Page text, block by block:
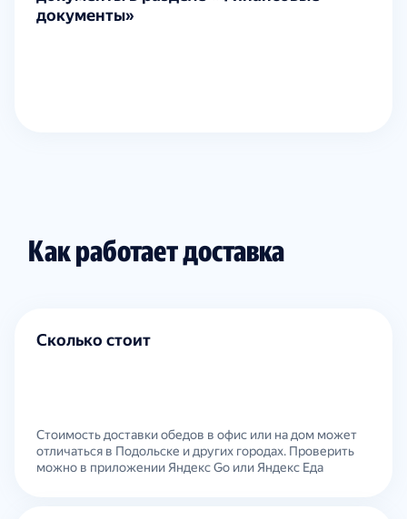
документы»
Как работает доставка
Сколько стоит
Стоимость доставки обедов в офис или на дом может
отличаться в Подольске и других городах. Проверить
можно в приложении Яндекс Go или Яндекс Еда